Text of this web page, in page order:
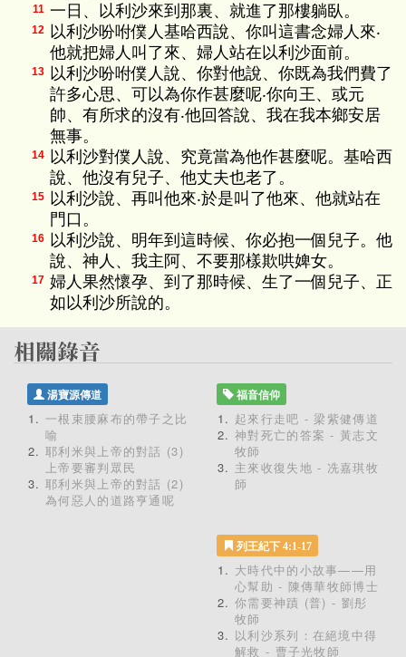
11 一日、以利沙來到那裏、就進了那樓躺臥。
12 以利沙吩咐僕人基哈西說、你叫這書念婦人來‧
他就把婦人叫了來、婦人站在以利沙面前。
13 以利沙吩咐僕人說、你對他說、你既為我們費了
許多心思、可以為你作甚麼呢‧你向王、或元
帥、有所求的沒有‧他回答說、我在我本鄉安居
無事。
14 以利沙對僕人說、究竟當為他作甚麼呢。基哈西
說、他沒有兒子、他丈夫也老了。
15 以利沙說、再叫他來‧於是叫了他來、他就站在
門口。
16 以利沙說、明年到這時候、你必抱一個兒子。他
說、神人、我主阿、不要那樣欺哄婢女。
17 婦人果然懷孕、到了那時候、生了一個兒子、正
如以利沙所說的。
湯寶源傳道
一根束腰麻布的帶子之比
喻
耶利米與上帝的對話 (3)
上帝要審判眾民
耶利米與上帝的對話 (2)
為何惡人的道路亨通呢
福音信仰
起來行走吧 - 梁紫健傳道
神對死亡的答案 - 黃志文
牧師
主來收復失地 - 冼嘉琪牧
師
列王紀下 4:1-17
大時代中的小故事——用
心幫助 - 陳傳華牧師博士
你需要神蹟 (普) - 劉彤
牧師
以利沙系列：在絕境中得
解救 - 曹子光牧師